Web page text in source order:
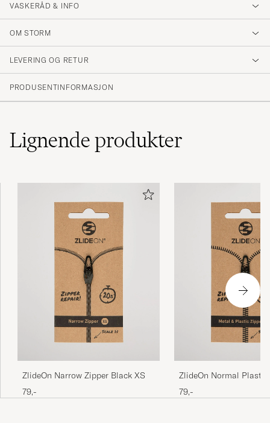
VASKERÅD & INFO
OM STORM
LEVERING OG RETUR
PRODUSENTINFORMASJON
Lignendeprodukter
ZlideOn Narrow Zipper Black XS
79,-
ZlideOn Normal Plastic & Metal
Zipper Black XXS
79,-